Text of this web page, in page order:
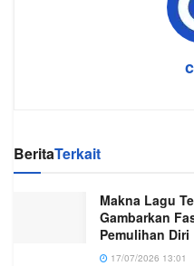
BeritaTerkait
Makna Lagu
Gambarkan
Pemulihan Diri
17/07/2026 13:01